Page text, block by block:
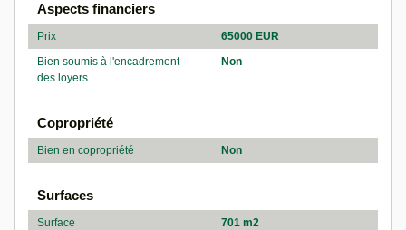
Aspects financiers
Prix
65000 EUR
Bien soumis à l'encadrement
des loyers
Non
Copropriété
Bien en copropriété Non
Surfaces
Surface
701 m2